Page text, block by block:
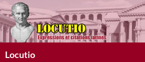
Aller
au
contenu
Locutio